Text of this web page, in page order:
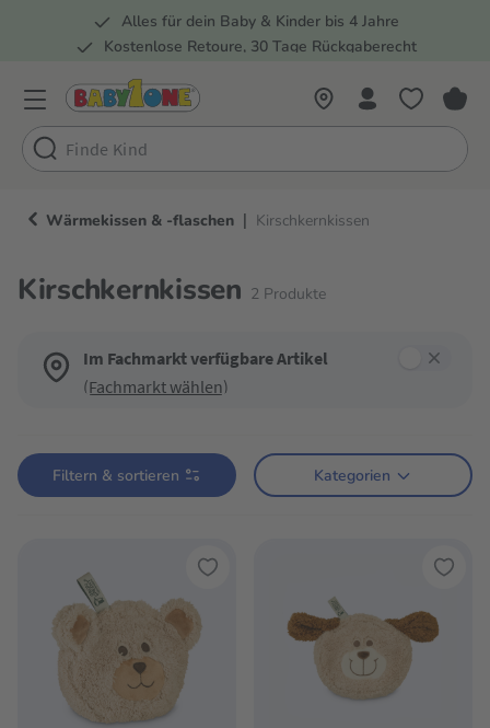
Zur Hauptnavigation springen
Alles für dein Baby & Kinder bis 4 Jahre
Kostenlose Retoure, 30 Tage Rückgaberecht
Wärmekissen & -flaschen | Kirschkernkissen
Kirschkernkissen 2 Produkte
Im Fachmarkt verfügbare Artikel
(Fachmarkt wählen)
Filtern & sortieren Kategorien